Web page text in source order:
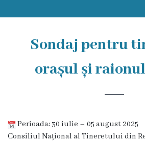
în
de
Sondaj pentru
orașul și
Perioada: 30 iulie – 05 august 2025
Consiliul Național al Tineretului din